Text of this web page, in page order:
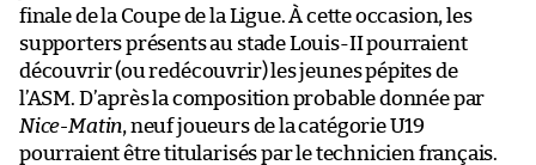
finale de la Coupe de la Ligue. À cette occasion, les
supporters présents au stade Louis-II pourraient
découvrir (ou redécouvrir) les jeunes pépites de
l’ASM. D’après la composition probable donnée par
Nice-Matin, neuf joueurs de la catégorie U19
pourraient être titularisés par le technicien français.